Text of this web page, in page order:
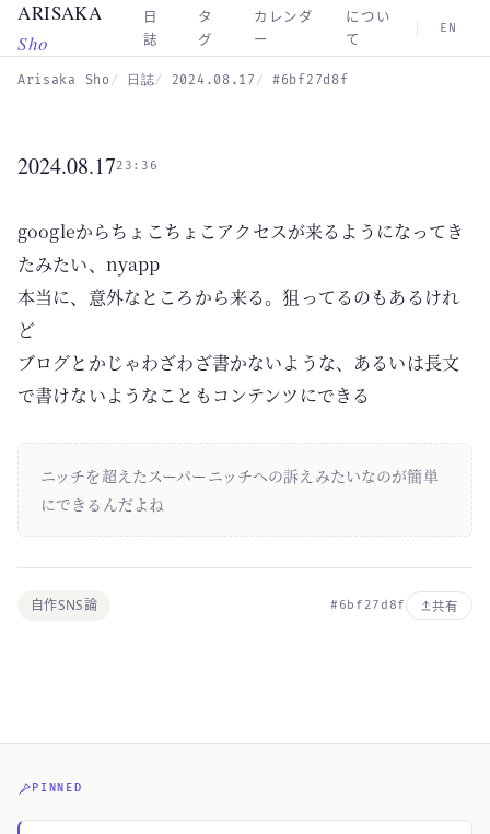
Skip to main content
ARISAKA
Sho
日
誌
タ
グ
カレンダ
ー
につい
て
EN
Arisaka Sho 日誌 2024.08.17 #6bf27d8f
2024.08.1723:36
googleからちょこちょこアクセスが来るようになってき
たみたい、nyapp
本当に、意外なところから来る。狙ってるのもあるけれ
ど
ブログとかじゃわざわざ書かないような、あるいは長文
で書けないようなこともコンテンツにできる
ニッチを超えたスーパーニッチへの訴えみたいなのが簡単
にできるんだよね
自作SNS論 #6bf27d8f 共有
PINNED